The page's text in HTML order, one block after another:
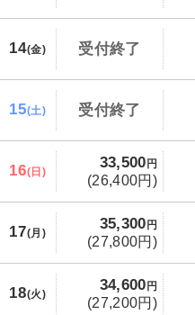
14(金) 受付終了
15(土) 受付終了
16(日)
33,500 円
(26,400円)
17(月)
35,300 円
(27,800円)
18(火)
34,600 円
(27,200円)